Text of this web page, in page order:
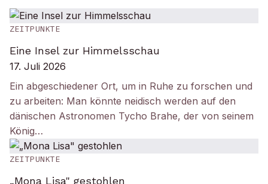
ZEITPUNKTE
Eine Insel zur Himmelsschau
17. Juli 2026
Ein abgeschiedener Ort, um in Ruhe zu forschen und
zu arbeiten: Man könnte neidisch werden auf den
dänischen Astronomen Tycho Brahe, der von seinem
König…
ZEITPUNKTE
„Mona Lisa" gestohlen